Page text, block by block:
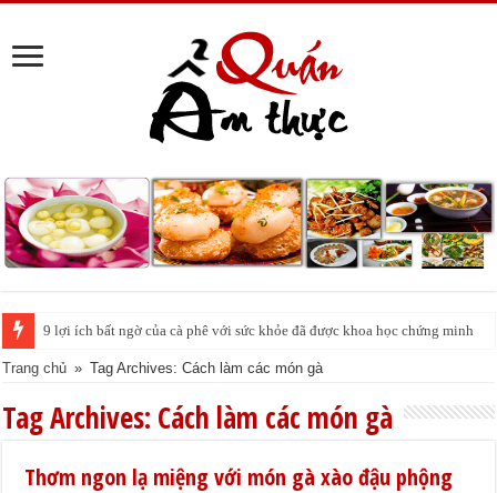
9 lợi ích bất ngờ của cà phê với sức khỏe đã được khoa học chứng minh
Trang chủ » Tag Archives: Cách làm các món gà
Tag Archives: Cách làm các món gà
Thơm ngon lạ miệng với món gà xào đậu phộng